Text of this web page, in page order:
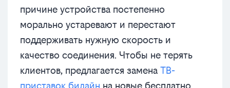
причине устройства постепенно
морально устаревают и перестают
поддерживать нужную скорость и
качество соединения. Чтобы не терять
клиентов, предлагается замена ТВ-
приставок билайн на новые бесплатно